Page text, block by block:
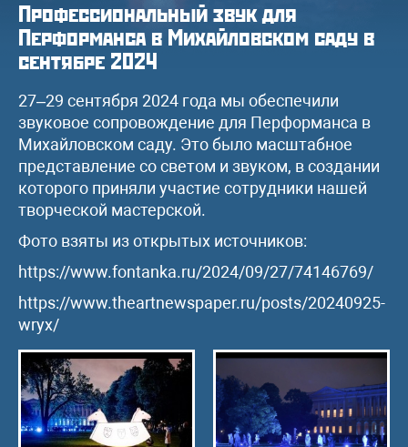
Профессиональный звук для
Перформанса в Михайловском саду в
сентябре 2024
27–29 сентября 2024 года мы обеспечили
звуковое сопровождение для Перформанса в
Михайловском саду. Это было масштабное
представление со светом и звуком, в создании
которого приняли участие сотрудники нашей
творческой мастерской.
Фото взяты из открытых источников:
https://www.fontanka.ru/2024/09/27/74146769/
https://www.theartnewspaper.ru/posts/20240925-
wryx/